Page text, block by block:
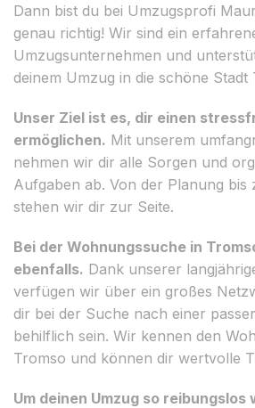
Dann bist du bei Umzugsprofi
genau richtig! Wir sind ein
Umzugsunternehmen und
deinem Umzug in die schöne Stadt
Unser Ziel ist es, dir einen
ermöglichen. Mit unserem
nehmen wir dir alle Sorgen und
Aufgaben ab. Von der Planung
stehen wir dir zur Seite.
Bei der Wohnungssuche in
ebenfalls. Dank unserer
verfügen wir über ein großes
dir bei der Suche nach einer
behilflich sein. Wir kennen den
Tromso und können dir wertvolle
Um deinen Umzug so reibungslos